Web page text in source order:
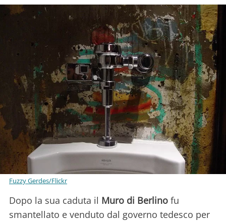
Fuzzy Gerdes/Flickr
Dopo la sua caduta il Muro di Berlino fu
smantellato e venduto dal governo tedesco per